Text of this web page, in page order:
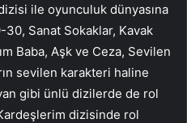
ile oyunculuk dünyasına
30, Sanat Sokaklar, Kavak
Baba, Aşk ve Ceza, Sevilen
sevilen karakteri haline
gibi ünlü dizilerde de rol
dizisinde rol